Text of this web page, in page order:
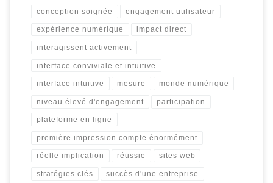
conception soignée engagement utilisateur
expérience numérique impact direct
interagissent activement
interface conviviale et intuitive
interface intuitive mesure monde numérique
niveau élevé d'engagement participation
plateforme en ligne
première impression compte énormément
réelle implication réussie sites web
stratégies clés succès d'une entreprise